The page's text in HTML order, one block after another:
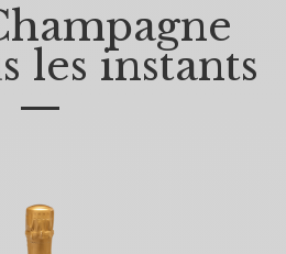
les instants
—